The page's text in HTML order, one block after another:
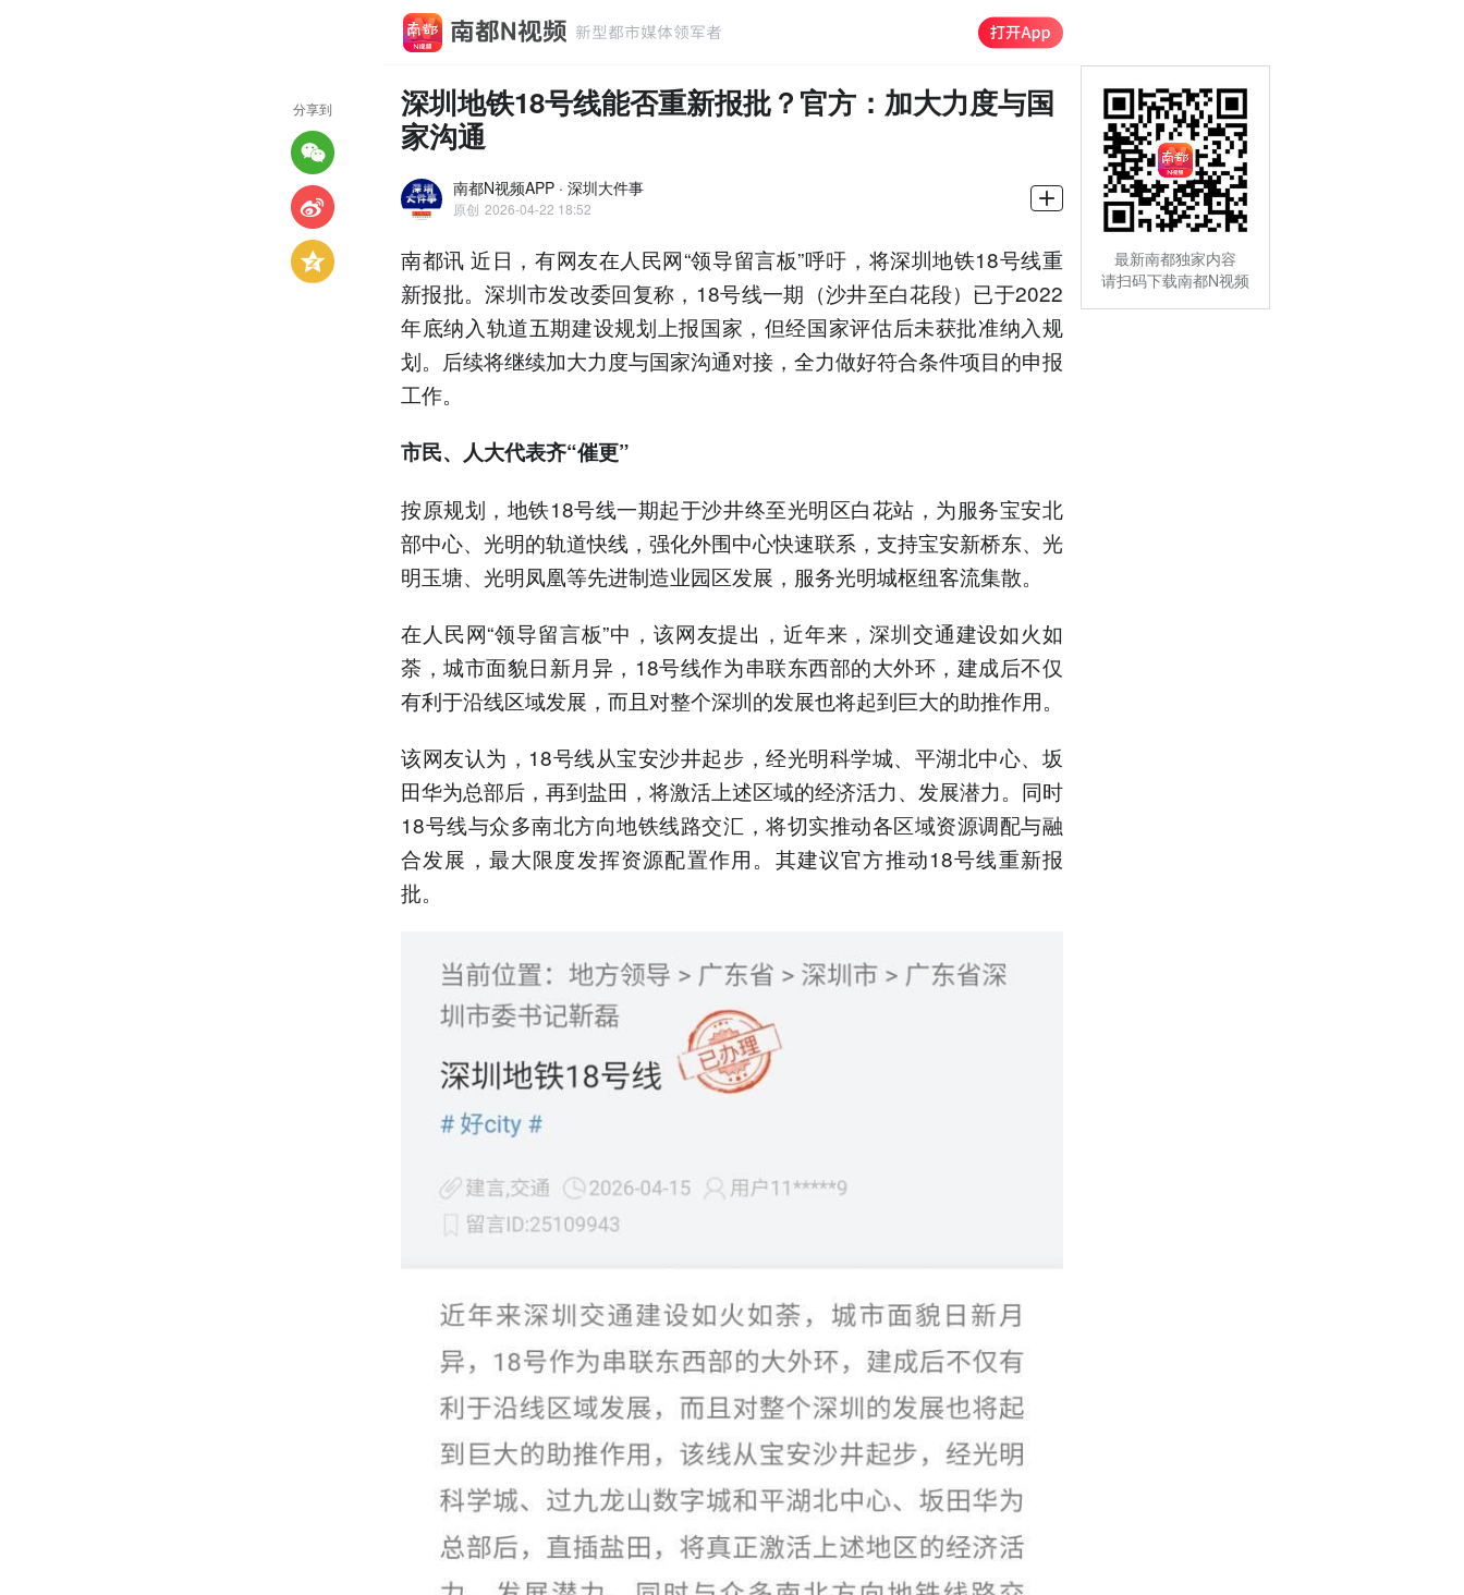
​深圳地铁18号线能否重新报批？官方：加大力度与国
家沟通
南都N视频APP · 深圳大件事
原创 2026-04-22 18:52
南都讯 近日，有网友在人民网“领导留言板”呼吁，将深圳地铁18号线重
新报批。深圳市发改委回复称，18号线一期（沙井至白花段）已于2022
年底纳入轨道五期建设规划上报国家，但经国家评估后未获批准纳入规
划。后续将继续加大力度与国家沟通对接，全力做好符合条件项目的申报
工作。
市民、人大代表齐“催更”
按原规划，地铁18号线一期起于沙井终至光明区白花站，为服务宝安北
部中心、光明的轨道快线，强化外围中心快速联系，支持宝安新桥东、光
明玉塘、光明凤凰等先进制造业园区发展，服务光明城枢纽客流集散。
在人民网“领导留言板”中，该网友提出，近年来，深圳交通建设如火如
荼，城市面貌日新月异，18号线作为串联东西部的大外环，建成后不仅
有利于沿线区域发展，而且对整个深圳的发展也将起到巨大的助推作用。
该网友认为，18号线从宝安沙井起步，经光明科学城、平湖北中心、坂
田华为总部后，再到盐田，将激活上述区域的经济活力、发展潜力。同时
18号线与众多南北方向地铁线路交汇，将切实推动各区域资源调配与融
合发展，最大限度发挥资源配置作用。其建议官方推动18号线重新报
批。
分享到
最新南都独家内容
请扫码下载南都N视频